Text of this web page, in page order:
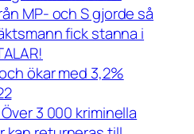
MP- och S gjorde så
fick stanna i
ökar med 3,2%
3 000 kriminella